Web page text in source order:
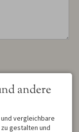
*Pflichtfeld
andere
vergleichbare
gestalten und